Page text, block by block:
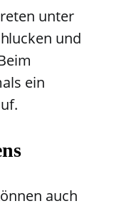
unter
und
ein
auch